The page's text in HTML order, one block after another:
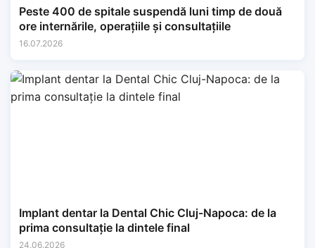
Peste 400 de spitale suspendă luni timp de două
ore internările, operațiile și consultațiile
16.07.2026
Implant dentar la Dental Chic Cluj-Napoca: de la
prima consultație la dintele final
24.06.2026